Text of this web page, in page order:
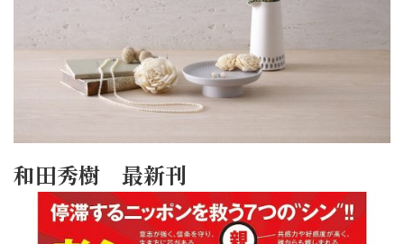
和田秀樹 最新刊